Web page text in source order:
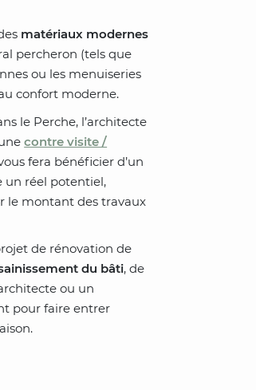
matériaux modernes
percheron (tels que
ou les menuiseries
confort moderne.
le Perche, l’architecte
contre visite /
fera bénéficier d’un
un réel potentiel,
le montant des travaux
de rénovation de
du bâti, de
ou un
pour faire entrer